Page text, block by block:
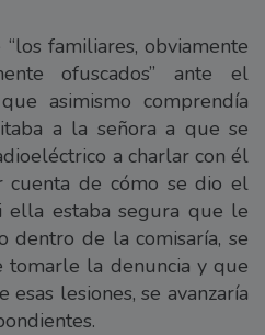
familiares, obviamente
ofuscados” ante el
asimismo comprendía
a la señora a que se
a charlar con él
de cómo se dio el
ella estaba segura que le
dentro de la comisaría, se
tomarle la denuncia y que
lesiones, se avanzaría